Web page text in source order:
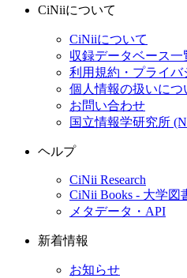
CiNiiについて
CiNiiについて
収録データベース一
利用規約・プライバ
個人情報の扱いにつ
お問い合わせ
国立情報学研究所
ヘルプ
CiNii Research
CiNii Books - 大学図
メタデータ・API
新着情報
お知らせ